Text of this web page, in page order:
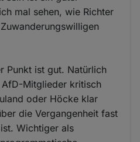
mal sehen, wie Richter
Punkt ist gut. Natürlich
Mitglieder kritisch
oder Höcke klar
die Vergangenheit fast
Wichtiger als